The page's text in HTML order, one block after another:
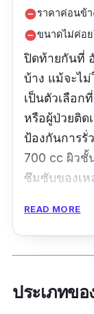
remove_circleราคาค่อนข้า
remove_circleขนาดไม่ค่อ
ปิดท้ายกันที่
บ้าง แม้จะไ
เป็นตัวเลือก
หรือผู้ป่วยติด
ป้องกันการรั่
700 cc ผิวชั้
ซึมซับของเห
กระจายควา
ของเหลวคร
ย้อนกลับ แม้
ยังให้สัมผัส
READ MORE
ประเภทข